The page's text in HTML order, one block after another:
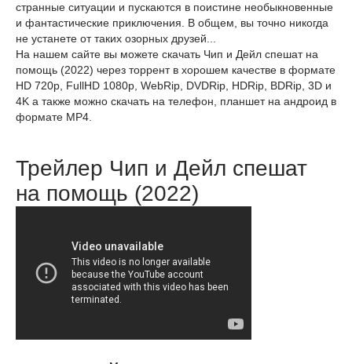
странные ситуации и пускаются в поистине необыкновенные
и фантастические приключения. В общем, вы точно никогда
не устанете от таких озорных друзей...
На нашем сайте вы можете скачать Чип и Дейл спешат на
помощь (2022) через торрент в хорошем качестве в формате
HD 720p, FullHD 1080p, WebRip, DVDRip, HDRip, BDRip, 3D и
4K а также можно скачать на телефон, планшет на андроид в
формате MP4.
Трейлер Чип и Дейл спешат
на помощь (2022)